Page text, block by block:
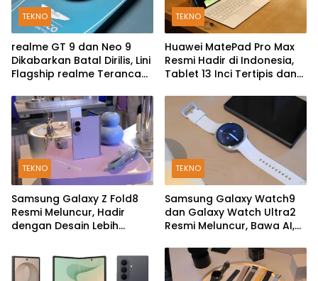
TEKNO
realme GT 9 dan Neo 9
Dikabarkan Batal Dirilis, Lini
Flagship realme Terancam
TEKNO
Huawei MatePad Pro Max
Resmi Hadir di Indonesia,
Tablet 13 Inci Tertipis dan
TEKNO
Samsung Galaxy Z Fold8
Resmi Meluncur, Hadir
dengan Desain Lebih
TEKNO
Samsung Galaxy Watch9
dan Galaxy Watch Ultra2
Resmi Meluncur, Bawa AI,
dan Fitur Kesehatan Baru